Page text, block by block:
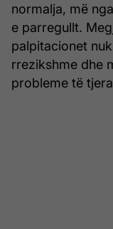
normalja, më
e parregullt.
palpitacionet
rrezikshme dhe
probleme të